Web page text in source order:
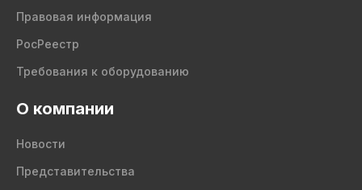
Правовая информация
РосРеестр
Требования к оборудованию
О компании
Новости
Представительства